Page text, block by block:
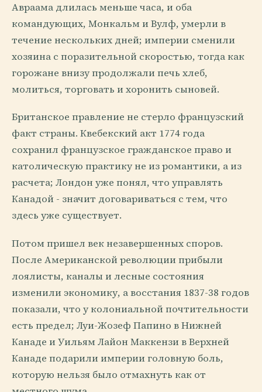
Авраама длилась меньше часа, и оба
командующих, Монкальм и Вулф, умерли в
течение нескольких дней; империи сменили
хозяина с поразительной скоростью, тогда как
горожане внизу продолжали печь хлеб,
молиться, торговать и хоронить сыновей.
Британское правление не стерло французский
факт страны. Квебекский акт 1774 года
сохранил французское гражданское право и
католическую практику не из романтики, а из
расчета; Лондон уже понял, что управлять
Канадой - значит договариваться с тем, что
здесь уже существует.
Потом пришел век незавершенных споров.
После Американской революции прибыли
лоялисты, каналы и лесные состояния
изменили экономику, а восстания 1837-38 годов
показали, что у колониальной почтительности
есть предел; Луи-Жозеф Папино в Нижней
Канаде и Уильям Лайон Маккензи в Верхней
Канаде подарили империи головную боль,
которую нельзя было отмахнуть как от